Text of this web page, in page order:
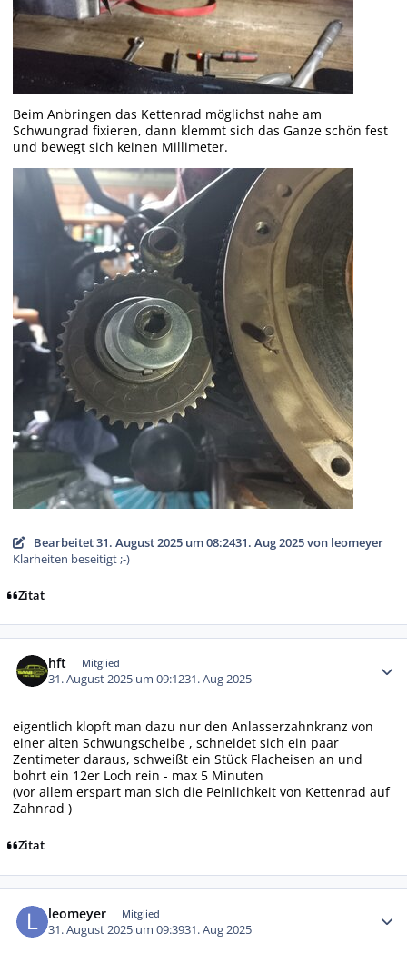
Beim Anbringen das Kettenrad möglichst nahe am
Schwungrad fixieren, dann klemmt sich das Ganze schön fest
und bewegt sich keinen Millimeter.
Bearbeitet31. August 2025 um 08:2431. Aug 2025von leomeyer
Klarheiten beseitigt ;-)
Zitat
hft Mitglied
31. August 2025 um 09:1231. Aug 2025
eigentlich klopft man dazu nur den Anlasserzahnkranz von
einer alten Schwungscheibe , schneidet sich ein paar
Zentimeter daraus, schweißt ein Stück Flacheisen an und
bohrt ein 12er Loch rein - max 5 Minuten
(vor allem erspart man sich die Peinlichkeit von Kettenrad auf
Zahnrad )
Zitat
leomeyer Mitglied
31. August 2025 um 09:3931. Aug 2025